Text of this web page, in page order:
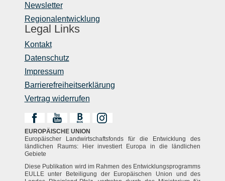
Newsletter
Regionalentwicklung
Legal Links
Kontakt
Datenschutz
Impressum
Barrierefreiheitserklärung
Vertrag widerrufen
EUROPÄISCHE UNION
Europäischer Landwirtschaftsfonds für die Entwicklung des
ländlichen Raums: Hier investiert Europa in die ländlichen
Gebiete
Diese Publikation wird im Rahmen des Entwicklungsprogramms
EULLE unter Beteiligung der Europäischen Union und des